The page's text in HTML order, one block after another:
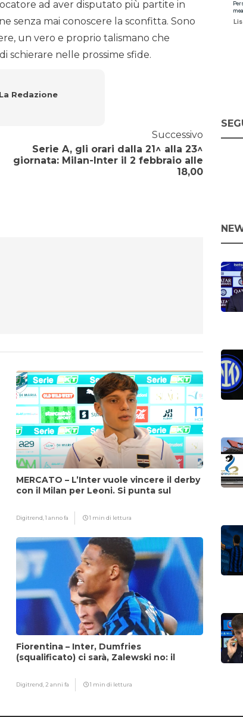
ad aver disputato più partite in
senza mai conoscere la sconfitta. Sono
un vero e proprio talismano che
schierare nelle prossime sfide.
La Redazione
Successivo
Serie A, gli orari dalla 21^ alla 23^
giornata: Milan-Inter il 2 febbraio alle
18,00
MERCATO – L’Inter vuole vincere il derby
con il Milan per Leoni. Si punta sul
Digitrend,1 anno fa 1 min di lettura
Fiorentina – Inter, Dumfries
(squalificato) ci sarà, Zalewski no: il
Digitrend,2 anni fa 1 min di lettura